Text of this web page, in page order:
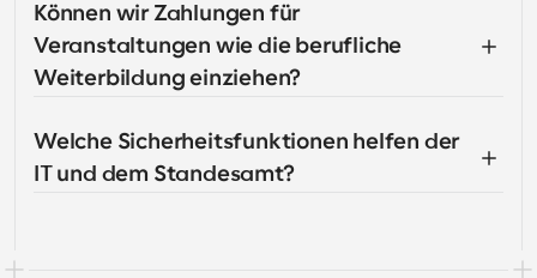
Können wir Zahlungen für
Veranstaltungen wie die berufliche
Weiterbildung einziehen?
Welche Sicherheitsfunktionen helfen der
IT und dem Standesamt?